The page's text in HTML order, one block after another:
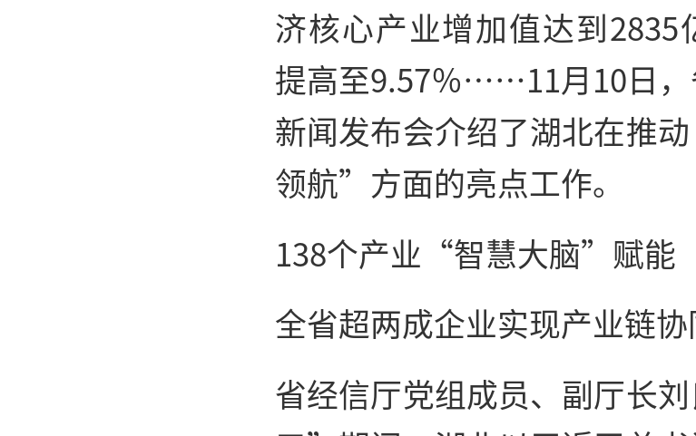
济核心产业增加值达到2835
提高至9.57％……11月10日，
新闻发布会介绍了湖北在推
领航”方面的亮点工作。
138个产业“智慧大脑”赋能
全省超两成企业实现产业链协
省经信厅党组成员、副厅长